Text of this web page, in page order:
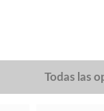
Todas las